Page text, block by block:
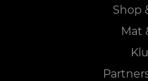
Shop
Mat